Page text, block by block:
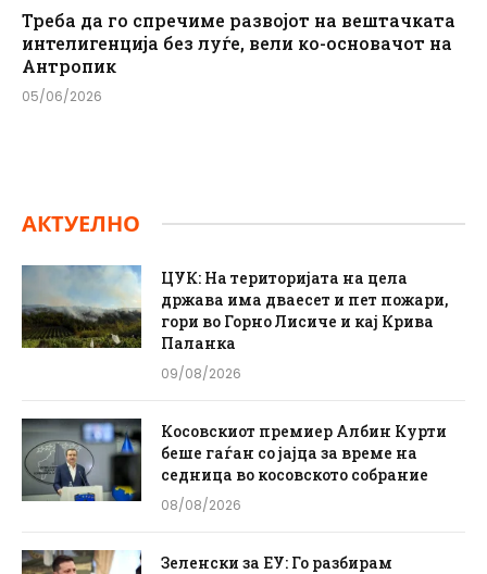
Треба да го спречиме развојот на вештачката
интелигенција без луѓе, вели ко-основачот на
Антропик
05/06/2026
АКТУЕЛНО
ЦУК: На територијата на цела
држава има дваесет и пет пожари,
гори во Горно Лисиче и кај Крива
Паланка
09/08/2026
Косовскиот премиер Албин Курти
беше гаѓан со јајца за време на
седница во косовското собрание
08/08/2026
Зеленски за ЕУ: Го разбирам